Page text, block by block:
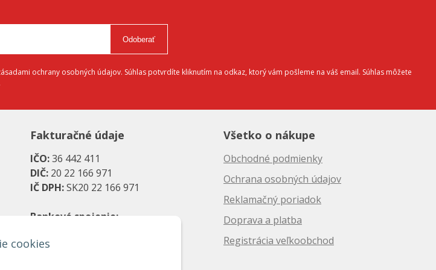
cookies
Odoberať
ochrany osobných údajov. Súhlas potvrdíte kliknutím na odkaz, ktorý vám pošleme na váš email. Súhlas môžete
Fakturačné údaje
IČO:36 442 411
DIČ: 20 22 166 971
IČ DPH:SK20 22 166 971
Bankové spojenie:
UniCredit Bank, a. s.
Všetko o nákupe
Obchodné podmienky
Ochrana osobných údajov
Reklamačný poriadok
Doprava a platba
Registrácia veľkoobchod